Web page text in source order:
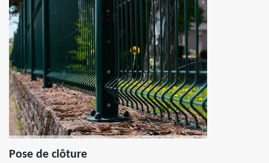
Pose de clôture